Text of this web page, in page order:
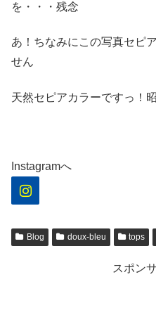
を・・・残念
あ！ちなみにこの写真セピ
せん
天然セピアカラーですっ！
Instagramへ
Blog doux-bleu tops
スポン